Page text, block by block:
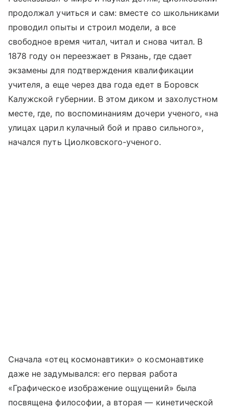
продолжал учиться и сам: вместе со школьниками
проводил опыты и строил модели, а все
свободное время читал, читал и снова читал. В
1878 году он переезжает в Рязань, где сдает
экзамены для подтверждения квалификации
учителя, а еще через два года едет в Боровск
Калужской губернии. В этом диком и захолустном
месте, где, по воспоминаниям дочери ученого, «на
улицах царил кулачный бой и право сильного»,
начался путь Циолковского-ученого.
Сначала «отец космонавтики» о космонавтике
даже не задумывался: его первая работа
«Графическое изображение ощущений» была
посвящена философии, а вторая — кинетической